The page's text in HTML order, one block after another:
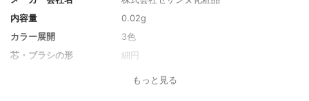
内容量
0.02g
カラー展開
3色
芯・ブラシの形
細円
もっと見る